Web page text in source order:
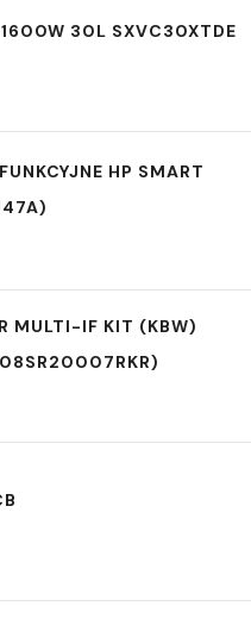
1600W 30L SXVC30XTDE
HP SMART
MULTI-IF KIT (KBW)